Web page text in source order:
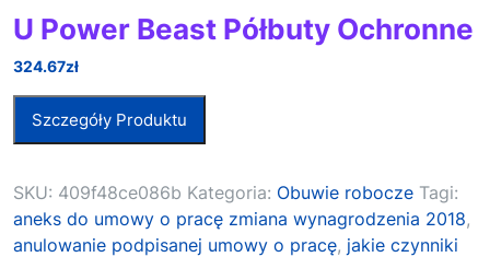
U Power Beast Półbuty Ochronne
324.67zł
Szczegóły Produktu
SKU: 409f48ce086b Kategoria: Obuwie robocze Tagi:
aneks do umowy o pracę zmiana wynagrodzenia 2018,
anulowanie podpisanej umowy o pracę, jakie czynniki